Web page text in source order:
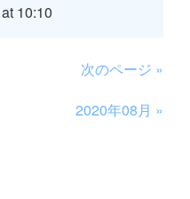
at 10:10
次のページ »
2020年08月 »